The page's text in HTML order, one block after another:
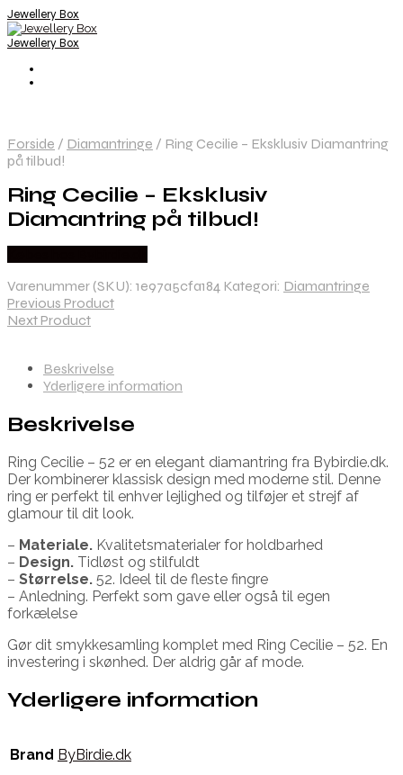
Jewellery Box
Jewellery Box
Forside / Diamantringe / Ring Cecilie – Eksklusiv Diamantring
på tilbud!
Ring Cecilie – Eksklusiv
Diamantring på tilbud!
Varenummer (SKU): 1e97a5cfa184 Kategori: Diamantringe
Previous Product
Next Product
Beskrivelse
Yderligere information
Beskrivelse
Ring Cecilie – 52 er en elegant diamantring fra Bybirdie.dk.
Der kombinerer klassisk design med moderne stil. Denne
ring er perfekt til enhver lejlighed og tilføjer et strejf af
glamour til dit look.
– Materiale. Kvalitetsmaterialer for holdbarhed
– Design. Tidløst og stilfuldt
– Størrelse. 52. Ideel til de fleste fingre
– Anledning. Perfekt som gave eller også til egen
forkælelse
Gør dit smykkesamling komplet med Ring Cecilie – 52. En
investering i skønhed. Der aldrig går af mode.
Yderligere information
Brand ByBirdie.dk